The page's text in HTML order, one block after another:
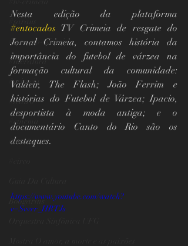
#toca-no-crimeia
#literatura
#crimeia
#teatro
#cinema
#musica
Boogarins
#entocados TV Crimeia de resgate do
Jornal Crimeia, contamos história da
importância do futebol de várzea na
formação cultural da comunidade:
Valdeir, The Flash; João Ferrim e
histórias do Futebol de Várzea; Ipacio,
desportista à moda antiga; e o
documentário Canto do Rio são os
destaques.
https://www.youtube.com/watch?
v=Svvrr_HRTJs